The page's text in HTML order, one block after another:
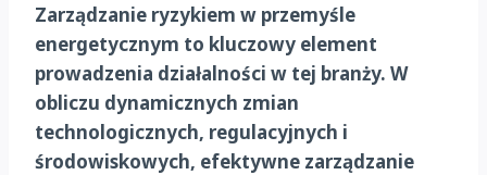
Zarządzanie ryzykiem w przemyśle
energetycznym to kluczowy element
prowadzenia działalności w tej branży. W
obliczu dynamicznych zmian
technologicznych, regulacyjnych i
środowiskowych, efektywne zarządzanie